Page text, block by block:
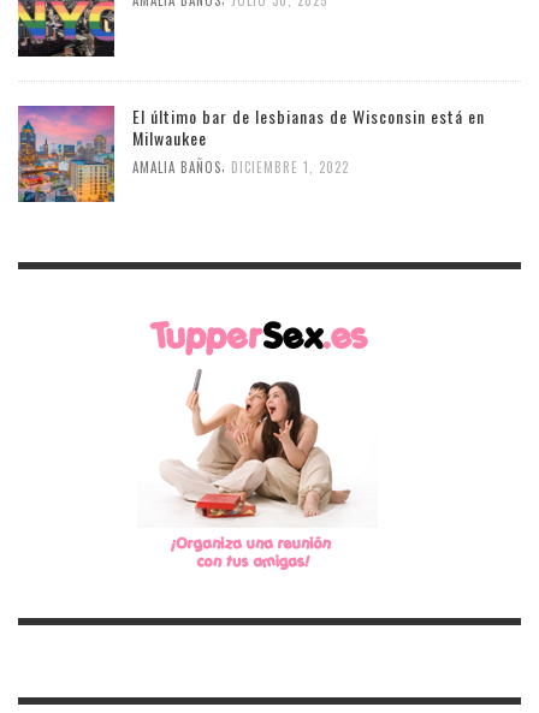
El último bar de lesbianas de Wisconsin está en
Milwaukee
AMALIA BAÑOS DICIEMBRE 1, 2022